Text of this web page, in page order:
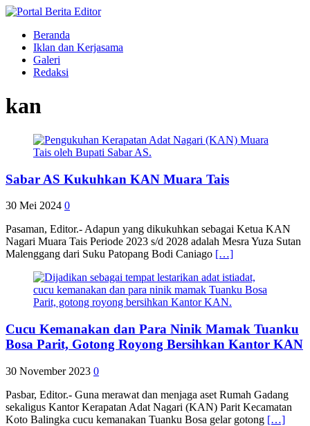
Beranda
Iklan dan Kerjasama
Galeri
Redaksi
kan
Sabar AS Kukuhkan KAN Muara Tais
30 Mei 2024 0
Pasaman, Editor.- Adapun yang dikukuhkan sebagai Ketua KAN
Nagari Muara Tais Periode 2023 s/d 2028 adalah Mesra Yuza Sutan
Malenggang dari Suku Patopang Bodi Caniago […]
Cucu Kemanakan dan Para Ninik Mamak Tuanku
Bosa Parit, Gotong Royong Bersihkan Kantor KAN
30 November 2023 0
Pasbar, Editor.- Guna merawat dan menjaga aset Rumah Gadang
sekaligus Kantor Kerapatan Adat Nagari (KAN) Parit Kecamatan
Koto Balingka cucu kemanakan Tuanku Bosa gelar gotong […]